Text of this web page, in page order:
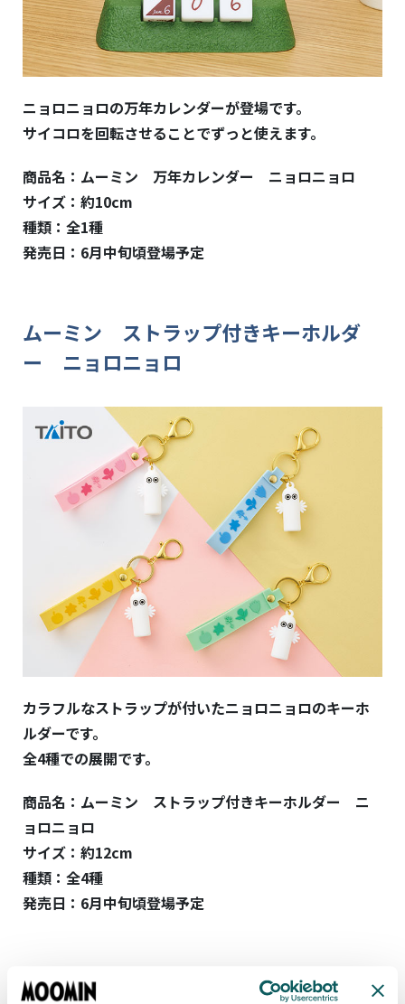
ニョロニョロの万年カレンダーが登場です。
サイコロを回転させることでずっと使えます。
商品名：ムーミン 万年カレンダー ニョロニョロ
サイズ：約10cm
種類：全1種
発売日：6月中旬頃登場予定
ムーミン ストラップ付きキーホルダ
ー ニョロニョロ
カラフルなストラップが付いたニョロニョロのキーホ
ルダーです。
全4種での展開です。
商品名：ムーミン ストラップ付きキーホルダー ニ
ョロニョロ
サイズ：約12cm
種類：全4種
発売日：6月中旬頃登場予定
ムーミン 特大サイズぬいぐるみ ニョ